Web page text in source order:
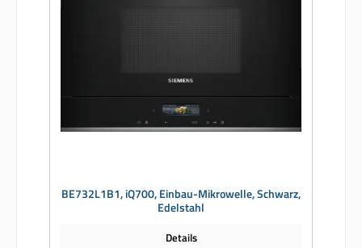
BE732L1B1, iQ700, Einbau-Mikrowelle, Schwarz,
Edelstahl
Details